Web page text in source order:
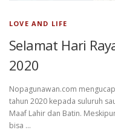
LOVE AND LIFE
Selamat Hari
2020
Nopagunawan.com
tahun 2020 kepada suluruh
Maaf Lahir dan Batin.
bisa …